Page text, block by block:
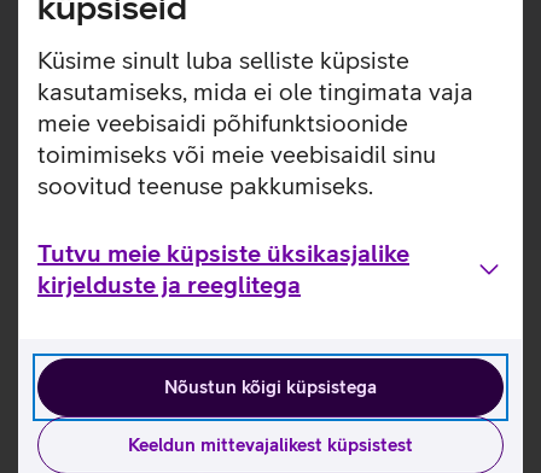
Küsime sinult luba selliste küpsiste
kasutamiseks, mida ei ole tingimata vaja
meie veebisaidi põhifunktsioonide
toimimiseks või meie veebisaidil sinu
soovitud teenuse pakkumiseks.
Tutvu meie küpsiste üksikasjalike
kirjelduste ja reeglitega
Nõustun kõigi küpsistega
Keeldun mittevajalikest küpsistest
sisseehitatud MagSafe magnetid, tänu millele on võimalik
eemaldamata.
Ümbrises kasutatud plastik on 100% taaskasutatud
materjalidest.